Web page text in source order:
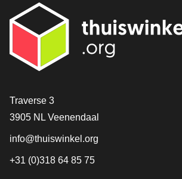
[_General:Contact]
Traverse 3
3905 NL Veenendaal
info@thuiswinkel.org
+31 (0)318 64 85 75